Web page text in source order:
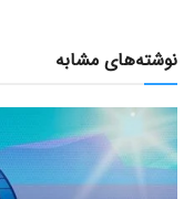
نوشته‌های مشابه